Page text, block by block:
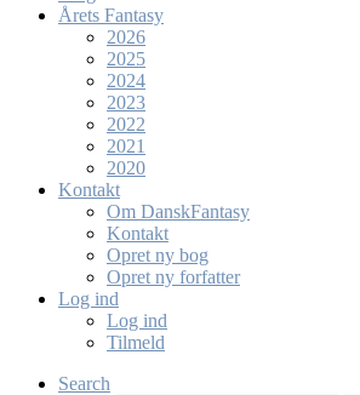
Årets Fantasy
2026
2025
2024
2023
2022
2021
2020
Kontakt
Om DanskFantasy
Kontakt
Opret ny bog
Opret ny forfatter
Log ind
Log ind
Tilmeld
Search